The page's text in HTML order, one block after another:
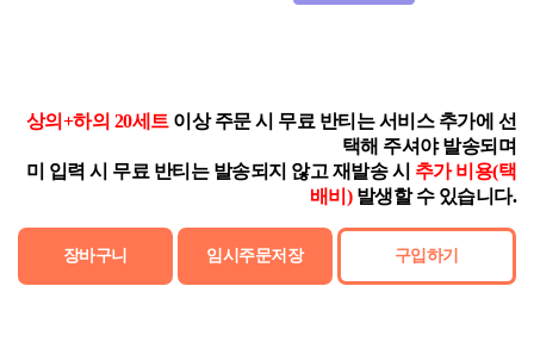
상의+하의 20세트이상 주문 시 무료 반티는 서비스 추가에 선
택해 주셔야 발송되며
미 입력 시 무료 반티는 발송되지 않고 재발송 시 추가 비용(택
배비)발생할 수 있습니다.
장바구니 임시주문저장 구입하기